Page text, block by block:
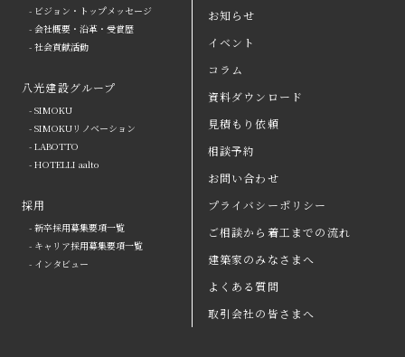
八光建設の強み
arrow
会社情報
八光建設グループ
arrow
採用
arrow
イベント
事例紹介
よくある質問
お問い合わせ
資料ダウンロード
取引会社の皆さまへ
プライバシーポリシー
コラム
見積もり依頼
相談予約
- ビジョン・トップメッセージ
- 会社概要・沿革・受賞歴
- 社会貢献活動
八光建設グループ
- SIMOKU
- SIMOKUリノベーション
- LABOTTO
- HOTELLI aalto
採用
- 新卒採用募集要項一覧
- キャリア採用募集要項一覧
- インタビュー
ご相談から着工までの流れ
建築家のみなさまへ
よくある質問
取引会社の皆さまへ
お知らせ
イベント
コラム
資料ダウンロード
見積もり依頼
相談予約
お問い合わせ
プライバシーポリシー